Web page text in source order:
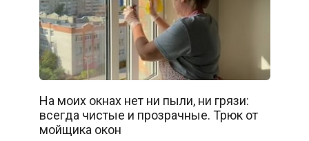
На моих окнах нет ни пыли, ни грязи:
всегда чистые и прозрачные. Трюк от
мойщика окон